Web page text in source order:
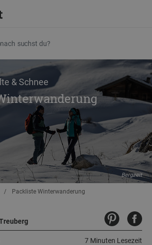
& Schnee
Bergzeit
Packliste Winterwanderung
7 Minuten Lesezeit